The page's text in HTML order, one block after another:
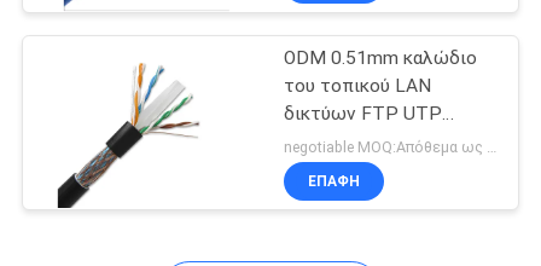
ODM 0.51mm καλώδιο
του τοπικού LAN
δικτύων FTP UTP
24AWG
negotiable MOQ:Απόθεμα ως αίτημα του πελάτη, προσαρμοσμένο 30000meter τύπων.
ΕΠΑΦΉ